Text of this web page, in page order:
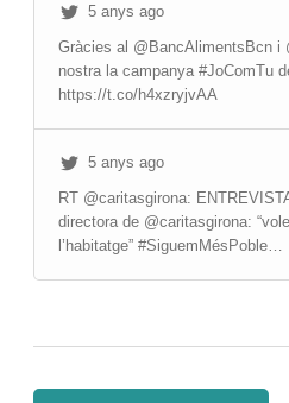
5 anys ago
Gràcies al @BancAlimentsBcn i
nostra la campanya #JoComTu
https://t.co/h4xzryjvAA
5 anys ago
RT @caritasgirona:
directora de @caritasgirona:
l’habitatge” #SiguemMésPoble…